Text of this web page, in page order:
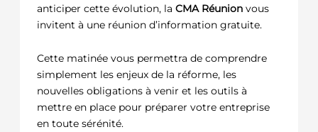
anticiper cette évolution, la CMA Réunionvous
invitent à une réunion d’information gratuite.
Cette matinée vous permettra de comprendre
simplement les enjeux de la réforme, les
nouvelles obligations à venir et les outils à
mettre en place pour préparer votre entreprise
en toute sérénité.